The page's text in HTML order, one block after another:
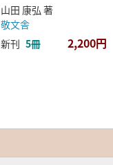
山田 康弘 著
敬文舎
新刊 5冊 2,200円